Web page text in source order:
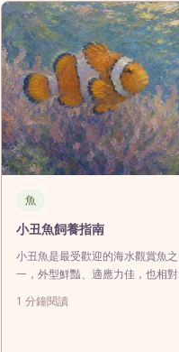
魚
小丑魚飼養指南
小丑魚是最受歡迎的海水觀賞魚之
一，外型鮮豔、適應力佳，也相對
魚仍需要穩定的水質、適當的缸體
1 分鐘閱讀